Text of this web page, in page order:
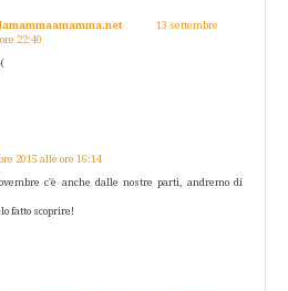
13 settembre
22:40
(
2015 alle ore 16:14
c'è anche dalle nostre parti, andremo di
fatto scoprire!